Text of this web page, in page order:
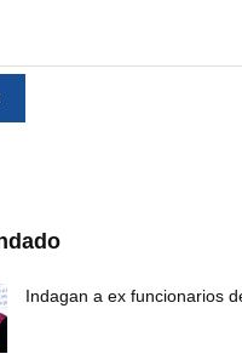
Indagan a ex funcionarios